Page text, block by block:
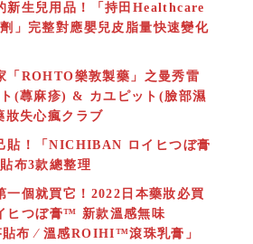
新生兒用品！「持田Healthcare
」完整對應嬰兒皮脂量快速變化
「ROHTO樂敦製藥」之曼秀雷
(蕁麻疹) & カユピット(臉部濕
妝失心瘋クラブ
貼！「NICHIBAN ロイヒつぼ膏
布3款總整理
一個就買它！2022日本藥妝必買
ヒつぼ膏™ 新款溫感無味
布 ∕ 溫感ROIHI™滾珠乳膏」